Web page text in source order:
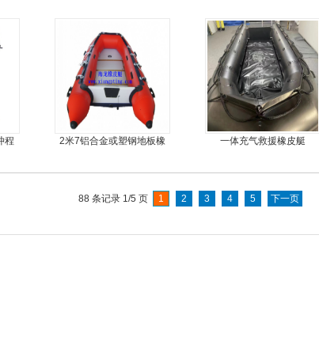
程
2米7铝合金或塑钢地板橡
一体充气救援橡皮艇
88 条记录 1/5 页 1 2 3 4 5 下一页